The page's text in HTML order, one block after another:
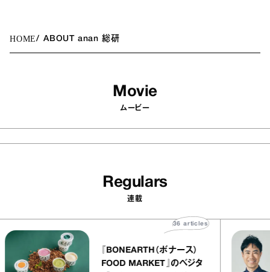
HOME ABOUT anan 総研
Movie
ムービー
Regulars
連載
『BONEARTH（ボナース）
FOOD MARKET』のベジタ
36articles